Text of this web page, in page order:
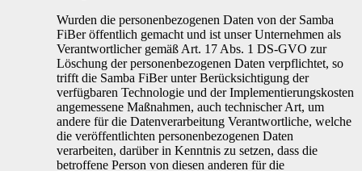
Wurden die personenbezogenen Daten von der Samba
FiBer öffentlich gemacht und ist unser Unternehmen als
Verantwortlicher gemäß Art. 17 Abs. 1 DS-GVO zur
Löschung der personenbezogenen Daten verpflichtet, so
trifft die Samba FiBer unter Berücksichtigung der
verfügbaren Technologie und der Implementierungskosten
angemessene Maßnahmen, auch technischer Art, um
andere für die Datenverarbeitung Verantwortliche, welche
die veröffentlichten personenbezogenen Daten
verarbeiten, darüber in Kenntnis zu setzen, dass die
betroffene Person von diesen anderen für die